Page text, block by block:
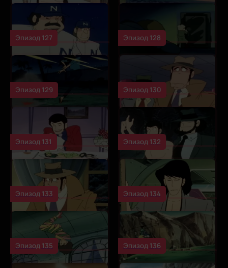
Эпизод 127 Эпизод 128
Эпизод 129 Эпизод 130
Эпизод 131 Эпизод 132
Эпизод 133 Эпизод 134
Эпизод 135 Эпизод 136